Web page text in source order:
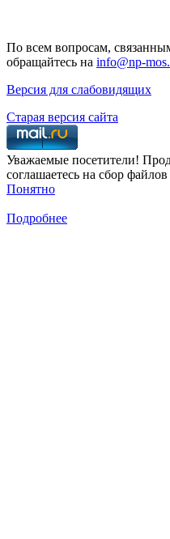
По всем вопросам,
обращайтесь на info@np-
Версия для слабовидящих
Старая версия сайта
Уважаемые посетители!
соглашаетесь на сбор
Понятно
Подробнее